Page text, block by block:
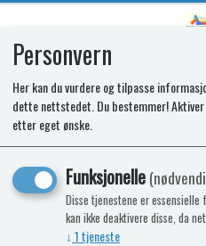
SR HINGE SET
T1090/2090/1152/
Personvern
Her kan du vurdere og tilpasse
dette nettstedet. Du bestemmer!
etter eget ønske.
Funksjonelle
Disse tjenestene er
kan ikke deaktivere disse, da
↓ 1tjeneste